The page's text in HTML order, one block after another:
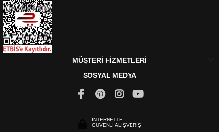
MÜŞTERİ HİZMETLERİ
SOSYAL MEDYA
İNTERNETTE
GÜVENLİ ALIŞVERİŞ